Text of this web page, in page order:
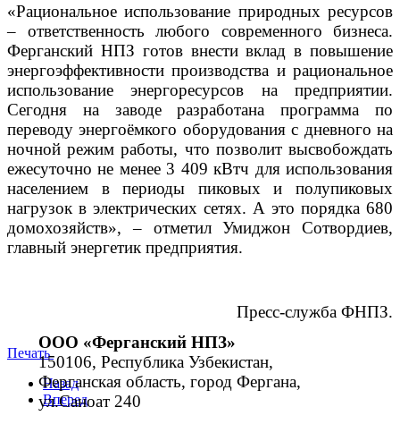
«Рациональное использование природных ресурсов
– ответственность любого современного бизнеса.
Ферганский НПЗ готов внести вклад в повышение
энергоэффективности производства и рациональное
использование энергоресурсов на предприятии.
Сегодня на заводе разработана программа по
переводу энергоёмкого оборудования с дневного на
ночной режим работы, что позволит высвобождать
ежесуточно не менее 3 409 кВтч для использования
населением в периоды пиковых и полупиковых
нагрузок в электрических сетях. А это порядка 680
домохозяйств», – отметил Умиджон Сотвордиев,
главный энергетик предприятия.
Пресс-служба ФНПЗ.
Печать
Назад
Вперед
ООО «Ферганский НПЗ»
150106, Республика Узбекистан,
Ферганская область, город Фергана,
ул.Саноат 240